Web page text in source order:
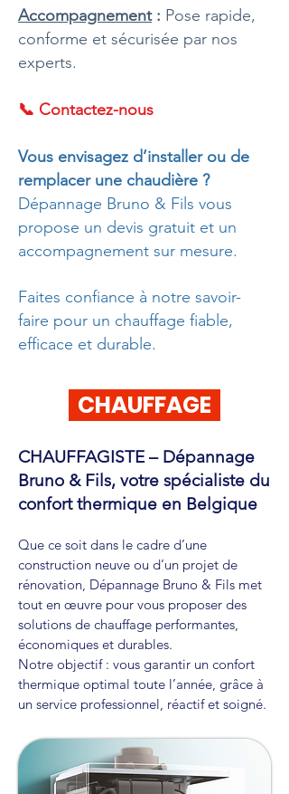
Accompagnement: Pose rapide,
conforme et sécurisée par nos
experts.
📞 Contactez-nous
Vous envisagez d’installer ou de
remplacer une chaudière ?
Dépannage Bruno & Fils vous
propose un devis gratuit et un
accompagnement sur mesure.
Faites confiance à notre savoir-
faire pour un chauffage fiable,
efficace et durable.
CHAUFFAGE
CHAUFFAGISTE – Dépannage
Bruno & Fils, votre spécialiste du
confort thermique en Belgique
Que ce soit dans le cadre d’une
construction neuve ou d’un projet de
rénovation, Dépannage Bruno & Fils met
tout en œuvre pour vous proposer des
solutions de chauffage performantes,
économiques et durables.
Notre objectif : vous garantir un confort
thermique optimal toute l’année, grâce à
un service professionnel, réactif et soigné.